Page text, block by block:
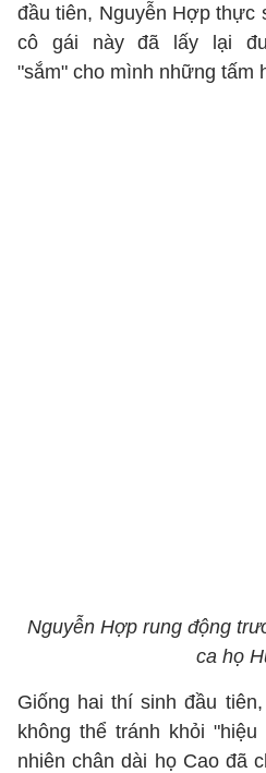
đầu tiên, Nguyễn Hợp thực
cô gái này đã lấy lại
"sắm" cho mình những tấm
Nguyễn Hợp rung động
ca họ
Giống hai thí sinh đầu
không thể tránh khỏi
nhiên chân dài họ Cao đã